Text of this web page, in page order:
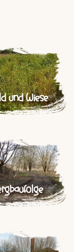
und Wiese